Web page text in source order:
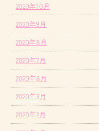
2020年10月
2020年9月
2020年8月
2020年7月
2020年6月
2020年3月
2020年2月